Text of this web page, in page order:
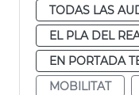
TODAS LAS
EL PLA DEL
EN PORTADA
MOBILITAT